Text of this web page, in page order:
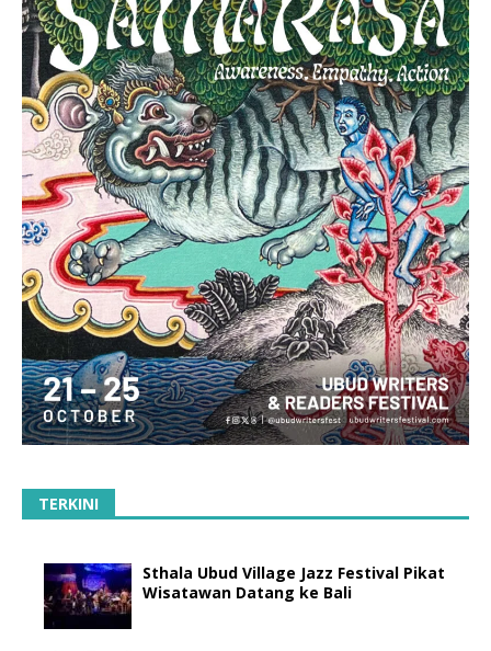
TERKINI
Sthala Ubud Village Jazz Festival Pikat
Wisatawan Datang ke Bali